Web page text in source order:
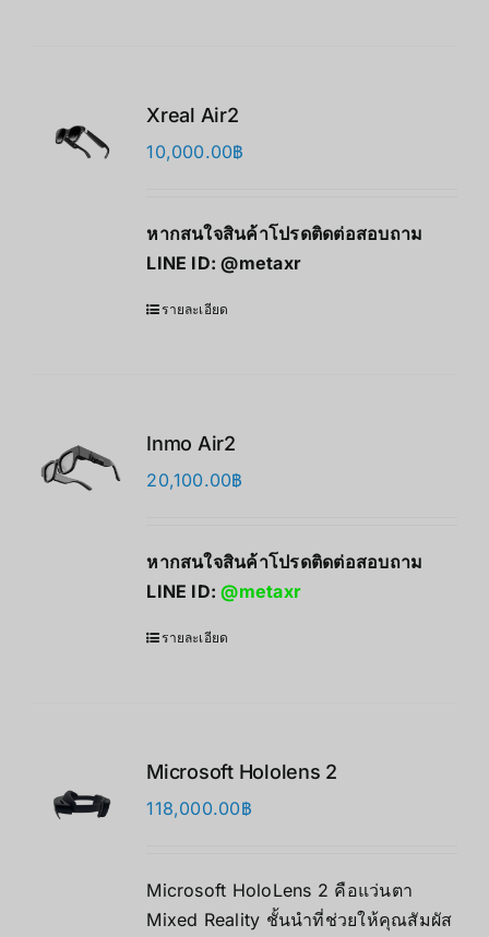
Xreal Air2
10,000.00฿
หากสนใจสินค้าโปรดติดต่อสอบถาม
LINE ID:@metaxr
รายละเอียด
Inmo Air2
20,100.00฿
หากสนใจสินค้าโปรดติดต่อสอบถาม
LINE ID:@metaxr
รายละเอียด
Microsoft Hololens 2
118,000.00฿
Microsoft HoloLens 2 คือแว่นตา
Mixed Reality ชั้นนำที่ช่วยให้คุณสัมผัส